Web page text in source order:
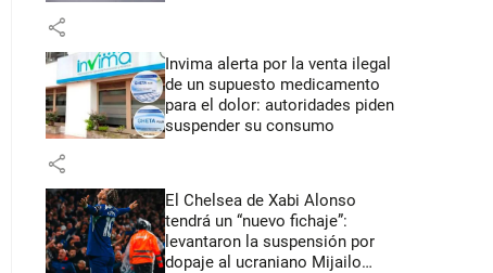
share
Invima alerta por la venta ilegal
de un supuesto medicamento
para el dolor: autoridades piden
suspender su consumo
share
El Chelsea de Xabi Alonso
tendrá un “nuevo fichaje”:
levantaron la suspensión por
dopaje al ucraniano Mijailo